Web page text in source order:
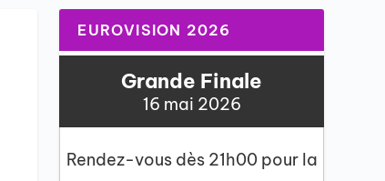
EUROVISION 2026
Grande Finale
16 mai 2026
Rendez-vous dès 21h00 pour la